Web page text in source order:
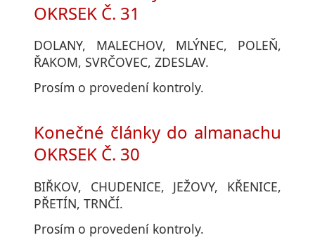
OKRSEK Č. 31
DOLANY, MALECHOV, MLÝNEC, POLEŇ,
ŘAKOM, SVRČOVEC, ZDESLAV.
Prosím o provedení kontroly.
Konečné články do almanachu
OKRSEK Č. 30
BIŘKOV, CHUDENICE, JEŽOVY, KŘENICE,
PŘETÍN, TRNČÍ.
Prosím o provedení kontroly.